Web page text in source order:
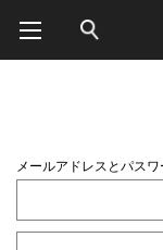
メールアドレスとパス